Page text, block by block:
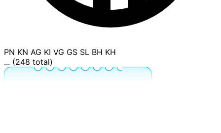
PN KN AG KI VG GS SL BH KH
... (248 total)